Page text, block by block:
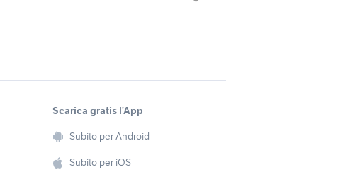
Scarica gratis l’App
Subito per Android
Subito per iOS